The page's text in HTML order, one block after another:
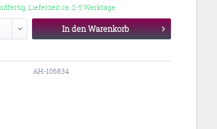
Lieferzeit ca. 2-5 Werktage
In denWarenkorb
AH-106834